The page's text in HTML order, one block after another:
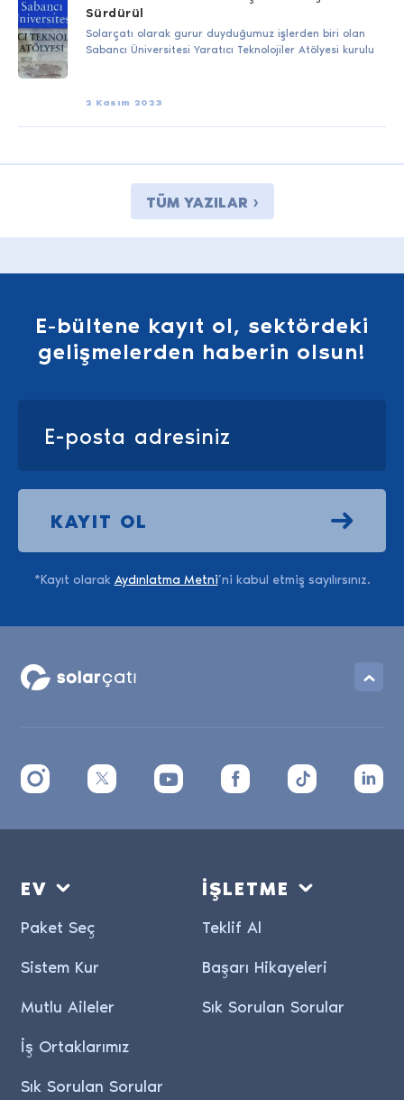
Sürdürül
Solarçatı olarak gurur duyduğumuz işlerden biri olan
Sabancı Üniversitesi Yaratıcı Teknolojiler Atölyesi kurulu
2 Kasım 2023
TÜM YAZILAR ›
E-bültene kayıt ol, sektördeki
gelişmelerden haberin olsun!
KAYIT OL
*Kayıt olarak Aydınlatma Metni’ni kabul etmiş sayılırsınız.
EV
Paket Seç
Sistem Kur
Mutlu Aileler
İş Ortaklarımız
Sık Sorulan Sorular
İŞLETME
Teklif Al
Başarı Hikayeleri
Sık Sorulan Sorular